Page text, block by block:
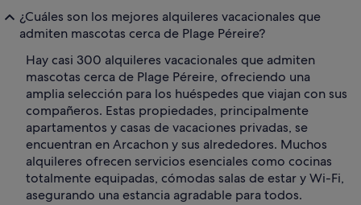
¿Cuáles son los mejores alquileres vacacionales que
admiten mascotas cerca de Plage Péreire?
Hay casi 300 alquileres vacacionales que admiten
mascotas cerca de Plage Péreire, ofreciendo una
amplia selección para los huéspedes que viajan con sus
compañeros. Estas propiedades, principalmente
apartamentos y casas de vacaciones privadas, se
encuentran en Arcachon y sus alrededores. Muchos
alquileres ofrecen servicios esenciales como cocinas
totalmente equipadas, cómodas salas de estar y Wi-Fi,
asegurando una estancia agradable para todos.